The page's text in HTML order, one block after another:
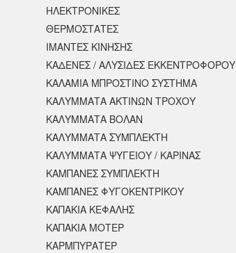
ΗΛΕΚΤΡΟΝΙΚΕΣ
ΘΕΡΜΟΣΤΑΤΕΣ
ΙΜΑΝΤΕΣ ΚΙΝΗΣΗΣ
ΚΑΔΕΝΕΣ / ΑΛΥΣΙΔΕΣ ΕΚΚΕΝΤΡΟΦΟΡΟΥ
ΚΑΛΑΜΙΑ ΜΠΡΟΣΤΙΝΟ ΣΥΣΤΗΜΑ
ΚΑΛΥΜΜΑΤΑ ΑΚΤΙΝΩΝ ΤΡΟΧΟΥ
ΚΑΛΥΜΜΑΤΑ ΒΟΛΑΝ
ΚΑΛΥΜΜΑΤΑ ΣΥΜΠΛΕΚΤΗ
ΚΑΛΥΜΜΑΤΑ ΨΥΓΕΙΟΥ / ΚΑΡΙΝΑΣ
ΚΑΜΠΑΝΕΣ ΣΥΜΠΛΕΚΤΗ
ΚΑΜΠΑΝΕΣ ΦΥΓΟΚΕΝΤΡΙΚΟΥ
ΚΑΠΑΚΙΑ ΚΕΦΑΛΗΣ
ΚΑΠΑΚΙΑ ΜΟΤΕΡ
ΚΑΡΜΠΥΡΑΤΕΡ